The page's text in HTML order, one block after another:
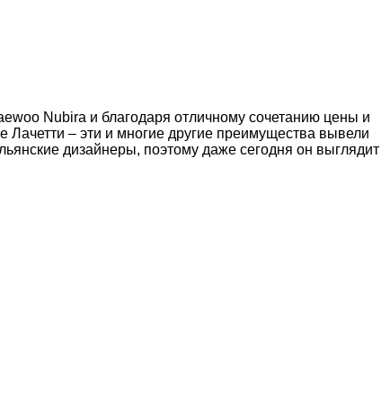
Nubira и благодаря отличному сочетанию цены и
– эти и многие другие преимущества вывели
дизайнеры, поэтому даже сегодня он выглядит